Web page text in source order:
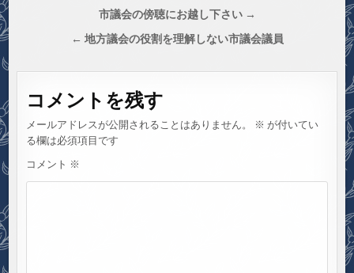
ゲ
ー
シ
ョ
市議会の傍聴にお越し下さい →
← 地方議会の役割を理解しない市議会議員
コメントを残す
メールアドレスが公開されることはありません。 ※ が付いてい
る欄は必須項目です
コメント ※